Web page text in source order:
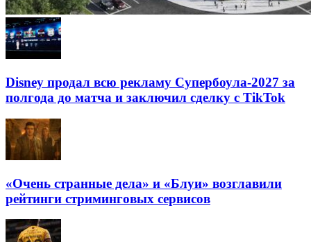
Disney продал всю рекламу Супербоула-2027 за
полгода до матча и заключил сделку с TikTok
«Очень странные дела» и «Блуи» возглавили
рейтинги стриминговых сервисов